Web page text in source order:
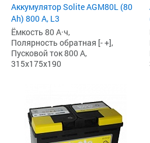
Аккумулятор Solite AGM80L (80
Ah) 800 А, L3
Ёмкость 80 А·ч,
Полярность обратная [- +],
Пусковой ток 800 А,
315x175x190